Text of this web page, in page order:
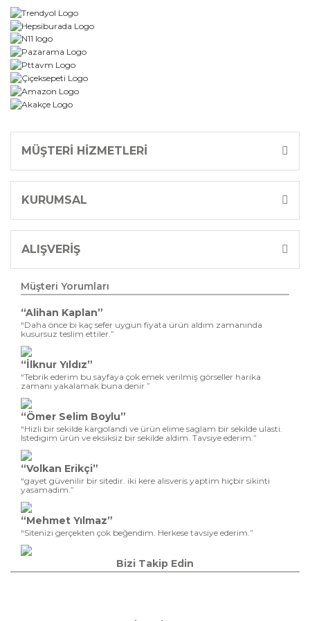
MÜŞTERİ HİZMETLERİ
KURUMSAL
ALIŞVERİŞ
Müşteri Yorumları
“Alihan Kaplan”
“Daha önce bi kaç sefer uygun fiyata ürün aldım zamanında
kusursuz teslim ettiler.”
“İlknur Yıldız”
“Tebrik ederim bu sayfaya çok emek verilmiş görseller harika
zamanı yakalamak buna denir ”
“Ömer Selim Boylu”
“Hizli bir sekilde kargolandi ve ürün elime saglam bir sekilde ulasti.
Istedigim ürün ve eksiksiz bir sekilde aldim. Tavsiye ederim.”
“Volkan Erikçi”
“gayet güvenilir bir sitedir. iki kere alisveris yaptim hiçbir sikinti
yasamadim.”
“Mehmet Yılmaz”
“Sitenizi gerçekten çok beğendim. Herkese tavsiye ederim.”
Bizi Takip Edin